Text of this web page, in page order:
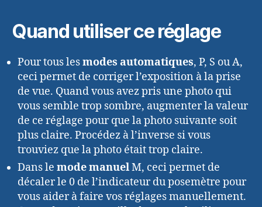
Quand utiliser ce réglage
Pour tous lesmodes automatiques, P, S ou A,
ceci permet de corriger l’exposition à la prise
de vue. Quand vous avez pris une photo qui
vous semble trop sombre, augmenter la valeur
de ce réglage pour que la photo suivante soit
plus claire. Procédez à l’inverse si vous
trouviez que la photo était trop claire.
Dans le mode manuelM, ceci permet de
décaler le 0 de l’indicateur du posemètre pour
vous aider à faire vos réglages manuellement.